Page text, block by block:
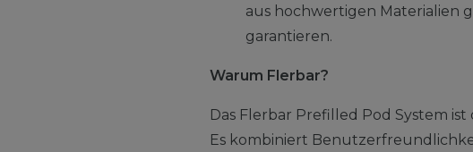
aus hochwertigen Materialien
garantieren.
Warum Flerbar?
Das Flerbar Prefilled Pod System
Es kombiniert